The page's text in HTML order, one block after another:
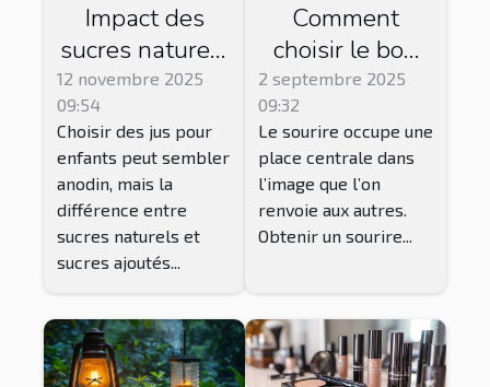
Impact des
sucres naturels
vs. ajoutés
dans les jus
pour enfants
12 novembre 2025
09:54
Choisir des jus pour
enfants peut sembler
anodin, mais la
différence entre
sucres naturels et
sucres ajoutés...
Comment
choisir le bon
traitement
esthétique
dentaire pour
votre sourire ?
2 septembre 2025
09:32
Le sourire occupe une
place centrale dans
l’image que l’on
renvoie aux autres.
Obtenir un sourire...